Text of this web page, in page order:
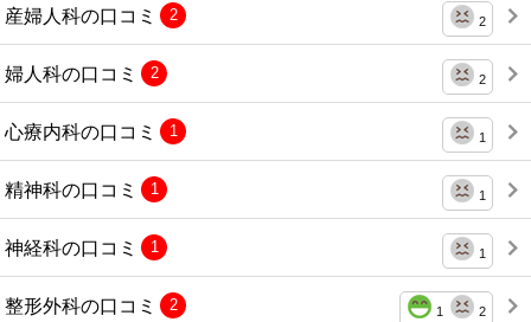
産婦人科の口コミ 2
2
婦人科の口コミ 2
2
心療内科の口コミ 1
1
精神科の口コミ 1
1
神経科の口コミ 1
1
整形外科の口コミ 1 2
2